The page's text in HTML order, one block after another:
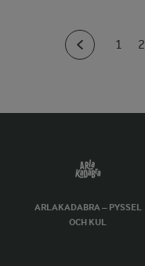
1 2
ARLAKADABRA – PYSSEL
OCH KUL